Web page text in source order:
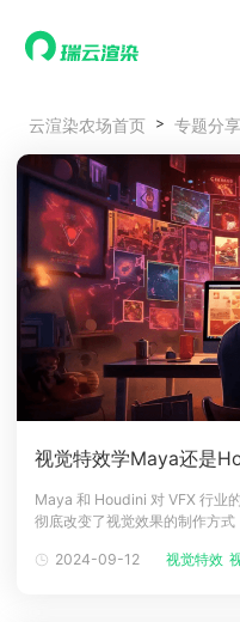
产品服务
效果图渲染
云制作
云渲染管理系统
瑞兔百宝箱
AI视频插帧
效果图渲染
云制作
云渲染管理系统
瑞兔百宝箱
AI视频插帧
效果图渲染
云制作
云渲染管理系统
瑞兔百宝箱
AI视频插帧
效果图渲染
云制作
云渲染管理系统
瑞兔百宝箱
AI视频插帧
效果图渲染
云制作
云渲染管理系统
瑞兔百宝箱
AI视频插帧
效果图渲染
云制作
云渲染管理系统
瑞兔百宝箱
AI视频插帧
解决方案
Maya云渲染方案
3ds Max云渲染方案
Cinema 4D云渲染方
Blender 云渲染方案
Maya AI渲染方案
Maya云渲染方案
3ds Max云渲染方案
Cinema 4D云渲染方
Blender 云渲染方案
Maya AI渲染方案
Maya云渲染方案
3ds Max云渲染方案
Cinema 4D云渲染方
Blender 云渲染方案
Maya AI渲染方案
Maya云渲染方案
3ds Max云渲染方案
Cinema 4D云渲染方
Blender 云渲染方案
Maya AI渲染方案
Maya云渲染方案
3ds Max云渲染方案
Cinema 4D云渲染方
Blender 云渲染方案
Maya AI渲染方案
Maya云渲染方案
3ds Max云渲染方案
Cinema 4D云渲染方
Blender 云渲染方案
Maya AI渲染方案
价格
动画价格
效果图价格
云制作价格
动画价格
效果图价格
云制作价格
动画价格
效果图价格
云制作价格
动画价格
效果图价格
云制作价格
动画价格
效果图价格
云制作价格
动画价格
效果图价格
云制作价格
案例
资讯&赛事
新闻资讯
渲染百科
渲染大赛
泛CG交流会
新闻资讯
渲染百科
渲染大赛
泛CG交流会
新闻资讯
渲染百科
渲染大赛
泛CG交流会
新闻资讯
渲染百科
渲染大赛
泛CG交流会
新闻资讯
渲染百科
渲染大赛
泛CG交流会
新闻资讯
渲染百科
渲染大赛
泛CG交流会
特惠专区
教育优惠
教育优惠
教育优惠
教育优惠
教育优惠
教育优惠
关于我们
下载
云渲染农场首页 专题分享
视觉特效学Maya还是
Maya 和 Houdini 对 VFX 行业
彻底改变了视觉效果的制作方
色和环境方面发挥了重要作用
2024-09-12 视觉特效